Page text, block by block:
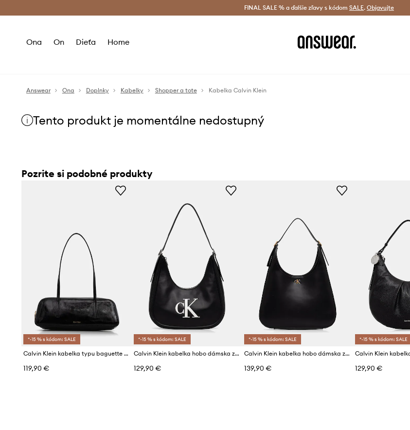
Bezplatná doprava od 60 € > Doručenie aj do 24 h >
FINAL SALE % a ďalšie zľavy s kódom SALE. Objavujte
Ona On Dieťa Home
Answear Ona Doplnky Kabelky Shopper a tote Kabelka Calvin Klein
Tento produkt je momentálne nedostupný
Pozrite si podobné produkty
*-15 % s kódom: SALE
Calvin Klein kabelka typu baguette dámska z imitácie kože
119,90 €
*-15 % s kódom: SALE
Calvin Klein kabelka hobo dámska z imitácie kože
129,90 €
*-15 % s kódom: SALE
Calvin Klein kabelka hobo dámska z imitácie kože
139,90 €
*-15 % s kódom: SALE
129,90 €